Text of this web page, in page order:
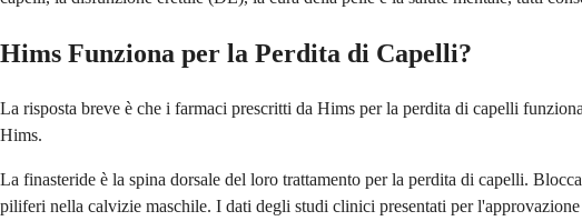
Hims Funziona per la Perdita di Capelli?
La risposta breve è che i farmaci prescritti da Hims per la perdita di capelli
Hims.
La finasteride è la spina dorsale del loro trattamento per la perdita di capelli.
piliferi nella calvizie maschile. I dati degli studi clinici presentati per